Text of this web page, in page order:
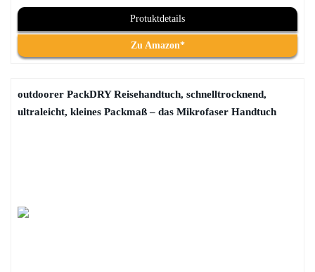
Protuktdetails
Zu Amazon*
outdoorer PackDRY Reisehandtuch, schnelltrocknend,
ultraleicht, kleines Packmaß – das Mikrofaser Handtuch